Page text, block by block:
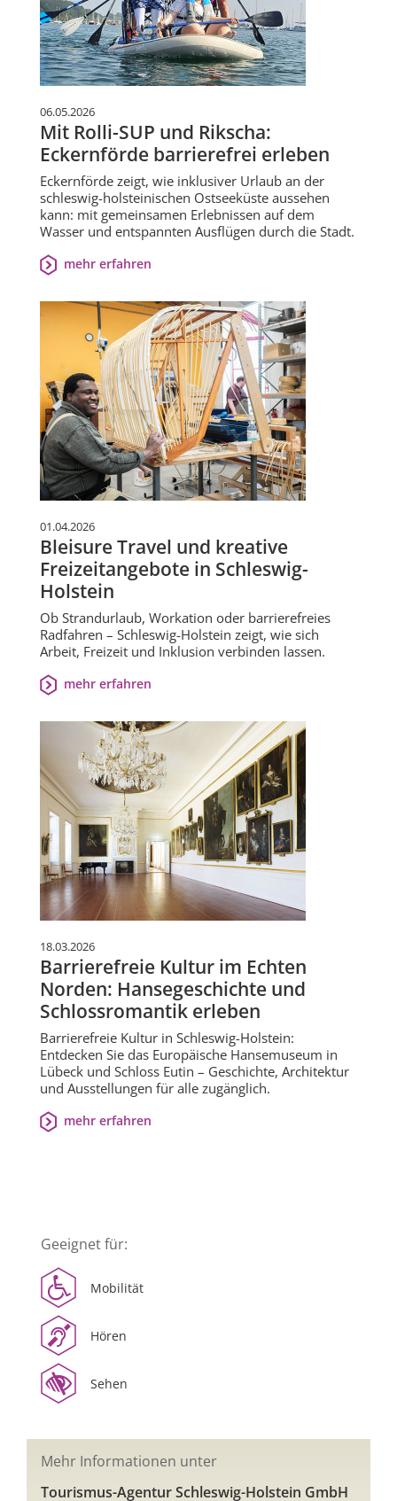
06.05.2026
Mit Rolli-SUP und Rikscha:
Eckernförde barrierefrei erleben
Eckernförde zeigt, wie inklusiver Urlaub an der
schleswig-holsteinischen Ostseeküste aussehen
kann: mit gemeinsamen Erlebnissen auf dem
Wasser und entspannten Ausflügen durch die Stadt.
mehr erfahren
01.04.2026
Bleisure Travel und kreative
Freizeitangebote in Schleswig-
Holstein
Ob Strandurlaub, Workation oder barrierefreies
Radfahren – Schleswig-Holstein zeigt, wie sich
Arbeit, Freizeit und Inklusion verbinden lassen.
mehr erfahren
18.03.2026
Barrierefreie Kultur im Echten
Norden: Hansegeschichte und
Schlossromantik erleben
Barrierefreie Kultur in Schleswig-Holstein:
Entdecken Sie das Europäische Hansemuseum in
Lübeck und Schloss Eutin – Geschichte, Architektur
und Ausstellungen für alle zugänglich.
mehr erfahren
Geeignet für:
Mobilität
Hören
Sehen
Mehr Informationen unter
Tourismus-Agentur Schleswig-Holstein GmbH